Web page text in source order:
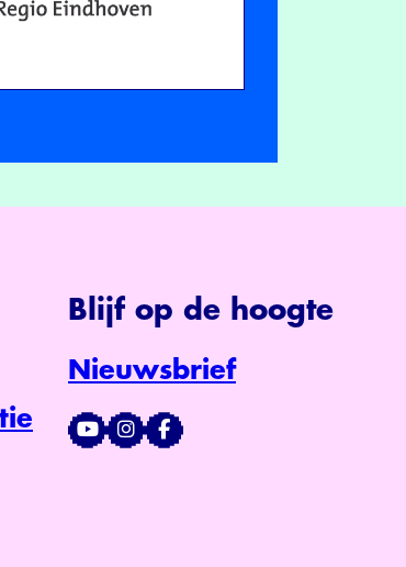
Blijf op de hoogte
Nieuwsbrief